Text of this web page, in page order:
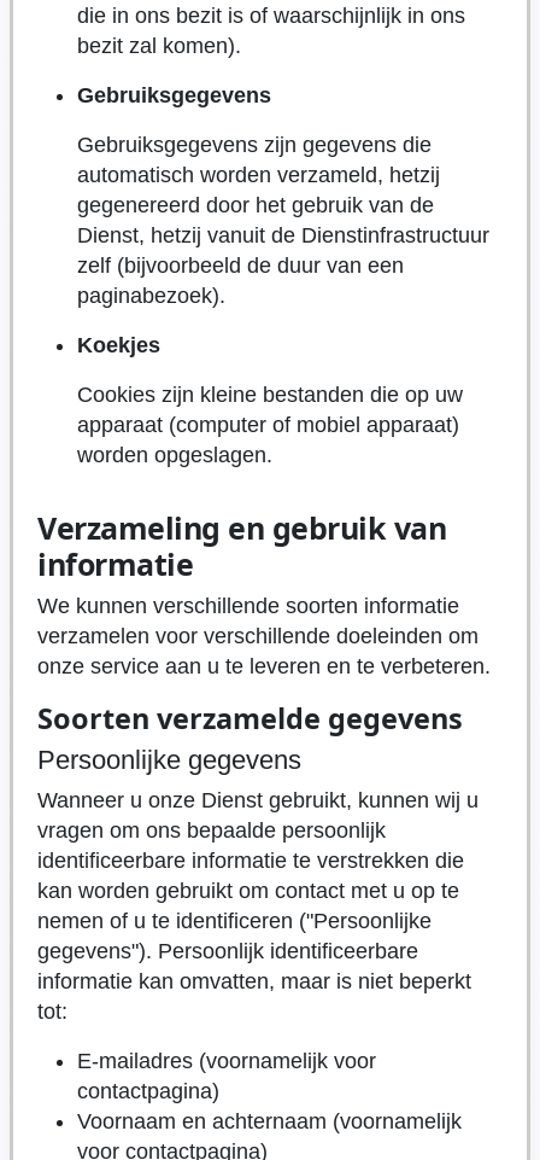
die in ons bezit is of waarschijnlijk in ons
bezit zal komen).
Gebruiksgegevens
Gebruiksgegevens zijn gegevens die
automatisch worden verzameld, hetzij
gegenereerd door het gebruik van de
Dienst, hetzij vanuit de Dienstinfrastructuur
zelf (bijvoorbeeld de duur van een
paginabezoek).
Koekjes
Cookies zijn kleine bestanden die op uw
apparaat (computer of mobiel apparaat)
worden opgeslagen.
Verzameling en gebruik van
informatie
We kunnen verschillende soorten informatie
verzamelen voor verschillende doeleinden om
onze service aan u te leveren en te verbeteren.
Soorten verzamelde gegevens
Persoonlijke gegevens
Wanneer u onze Dienst gebruikt, kunnen wij u
vragen om ons bepaalde persoonlijk
identificeerbare informatie te verstrekken die
kan worden gebruikt om contact met u op te
nemen of u te identificeren ("Persoonlijke
gegevens"). Persoonlijk identificeerbare
informatie kan omvatten, maar is niet beperkt
tot:
E-mailadres (voornamelijk voor
contactpagina)
Voornaam en achternaam (voornamelijk
voor contactpagina)